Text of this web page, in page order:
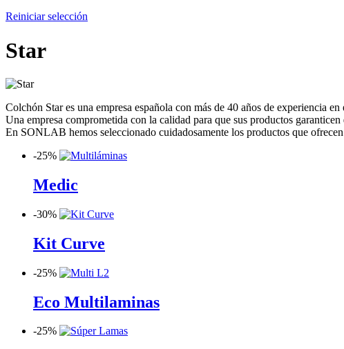
Reiniciar selección
Star
Colchón Star es una empresa española con más de 40 años de experiencia en
Una empresa comprometida con la calidad para que sus productos
En SONLAB hemos seleccionado cuidadosamente los productos que
-25%
Medic
-30%
Kit Curve
-25%
Eco Multilaminas
-25%